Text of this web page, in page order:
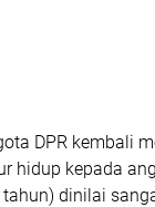
DPR kembali
hidup kepada
dinilai